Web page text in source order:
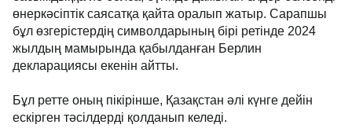
өнеркәсіптік саясатқа қайта оралып жатыр. Сарапшы
бұл өзгерістердің символдарының бірі ретінде 2024
жылдың мамырында қабылданған Берлин
декларациясы екенін айтты.
Бұл ретте оның пікірінше, Қазақстан әлі күнге дейін
ескірген тәсілдерді қолданып келеді.